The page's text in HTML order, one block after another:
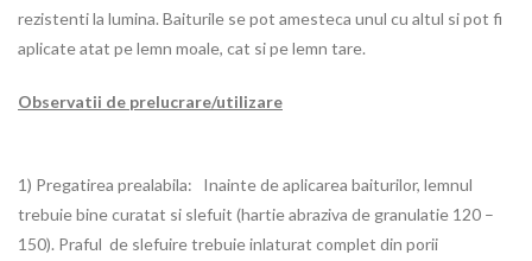
rezistenti la lumina. Baiturile se pot amesteca unul cu altul si pot fi
aplicate atat pe lemn moale, cat si pe lemn tare.
Observatii de prelucrare/utilizare
1) Pregatirea prealabila: Inainte de aplicarea baiturilor, lemnul
trebuie bine curatat si slefuit (hartie abraziva de granulatie 120 –
150). Praful de slefuire trebuie inlaturat complet din porii